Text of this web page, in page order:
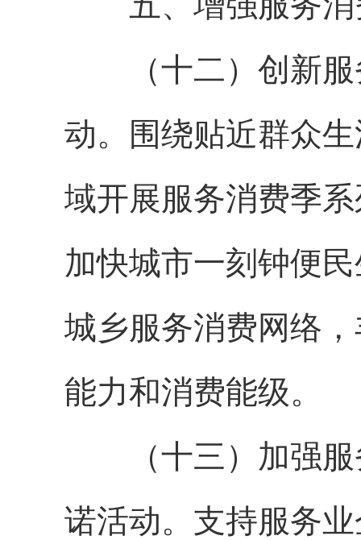
（十二）创新服
动。围绕贴近群众
域开展服务消费季
加快城市一刻钟便
城乡服务消费网络
能力和消费能级。
（十三）加强服
诺活动。支持服务